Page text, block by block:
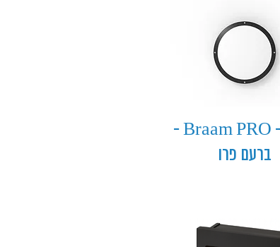
Braam PRO - 18W -
ברעם פרו